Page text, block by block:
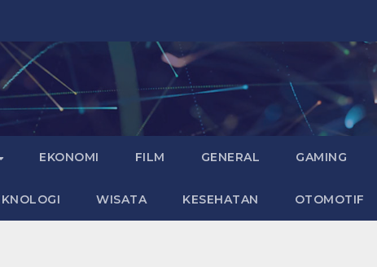
EKONOMI FILM GENERAL GAMING
WISATA KESEHATAN OTOMOTIF